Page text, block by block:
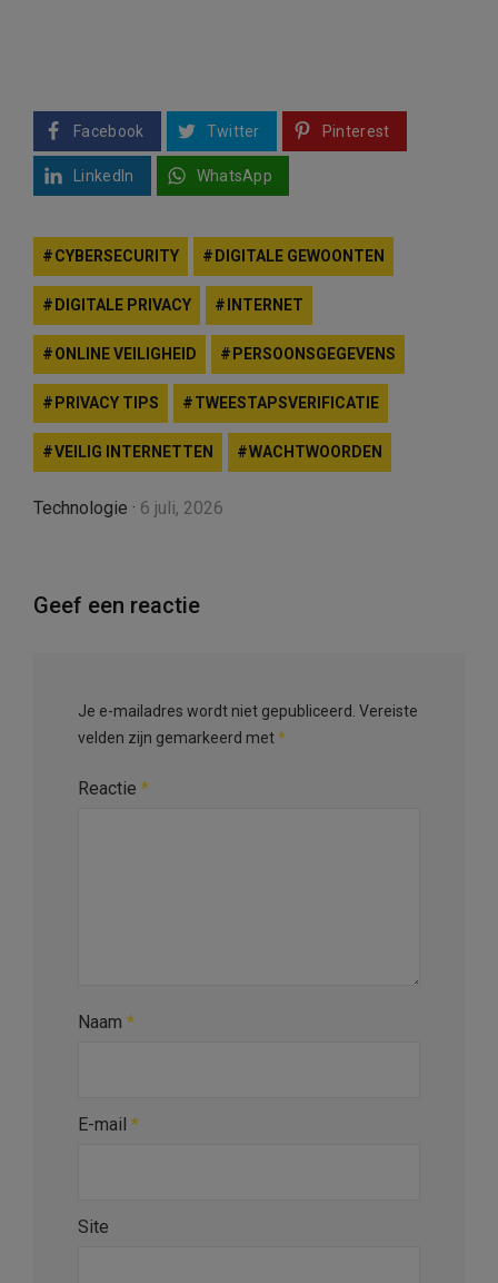
Facebook Twitter Pinterest
LinkedIn WhatsApp
CYBERSECURITY DIGITALE GEWOONTEN
DIGITALE PRIVACY INTERNET
ONLINE VEILIGHEID PERSOONSGEGEVENS
PRIVACY TIPS TWEESTAPSVERIFICATIE
VEILIG INTERNETTEN WACHTWOORDEN
Technologie · 6 juli, 2026
Geef een reactie
Je e-mailadres wordt niet gepubliceerd. Vereiste
velden zijn gemarkeerd met*
Reactie *
Naam *
E-mail *
Site